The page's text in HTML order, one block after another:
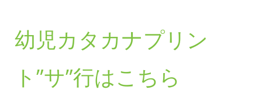
幼児カタカナプリン
ト”サ”行はこちら